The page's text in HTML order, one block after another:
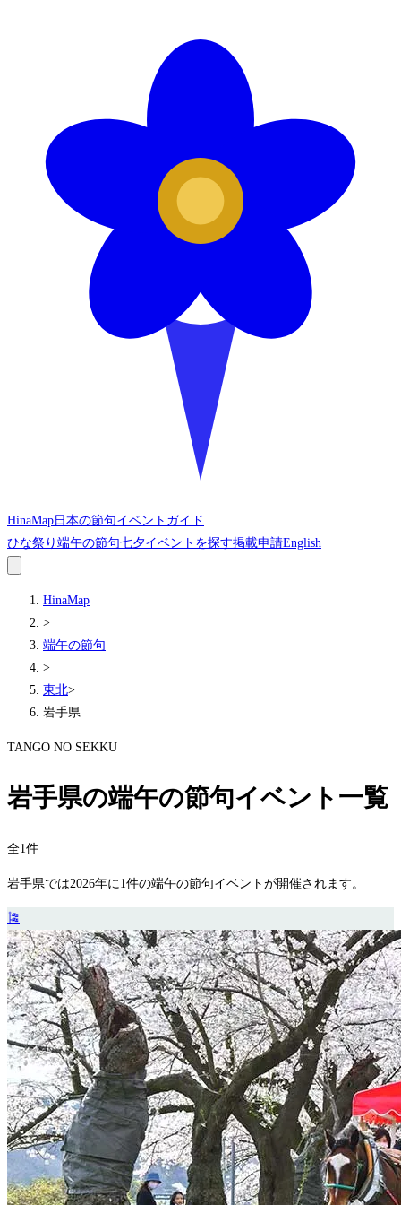
HinaMap 日本の節句イベントガイド
ひな祭り 端午の節句七夕イベントを探す掲載申請English
HinaMap
>
端午の節句
>
東北>
岩手県
TANGO NO SEKKU
岩手県の端午の節句イベント一覧
全1件
岩手県では2026年に1件の端午の節句イベントが開催されます。
🎏